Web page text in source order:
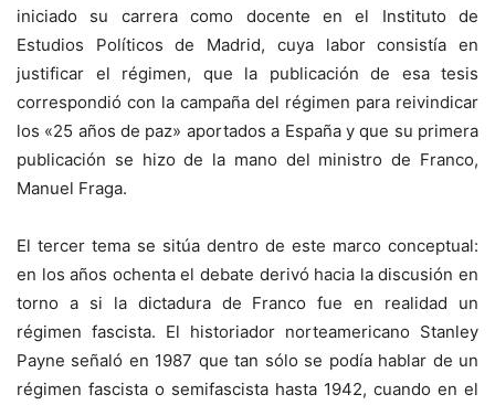
iniciado su carrera como docente en el Instituto de
Estudios Políticos de Madrid, cuya labor consistía en
justificar el régimen, que la publicación de esa tesis
correspondió con la campaña del régimen para reivindicar
los «25 años de paz» aportados a España y que su primera
publicación se hizo de la mano del ministro de Franco,
Manuel Fraga.
El tercer tema se sitúa dentro de este marco conceptual:
en los años ochenta el debate derivó hacia la discusión en
torno a si la dictadura de Franco fue en realidad un
régimen fascista. El historiador norteamericano Stanley
Payne señaló en 1987 que tan sólo se podía hablar de un
régimen fascista o semifascista hasta 1942, cuando en el